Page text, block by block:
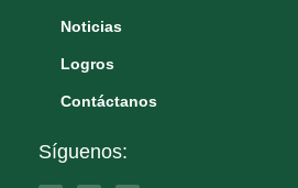
Noticias
Logros
Contáctanos
Síguenos: